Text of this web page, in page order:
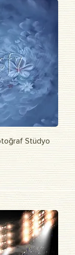
Stüdyo